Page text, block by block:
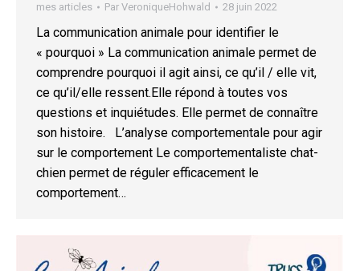
mes articles Par VeroniqueHohwald 28 juin 2022
La communication animale pour identifier le
« pourquoi » La communication animale permet de
comprendre pourquoi il agit ainsi, ce qu’il / elle vit,
ce qu’il/elle ressent.Elle répond à toutes vos
questions et inquiétudes. Elle permet de connaître
son histoire. L’analyse comportementale pour agir
sur le comportement Le comportementaliste chat-
chien permet de réguler efficacement le
comportement…